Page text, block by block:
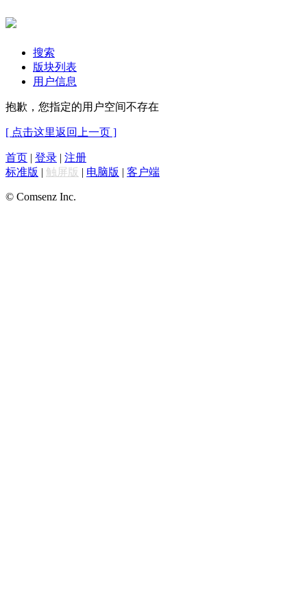
搜索
版块列表
用户信息
抱歉，您指定的用户空间不存在
[ 点击这里返回上一页 ]
首页 | 登录 | 注册
标准版 | 触屏版 | 电脑版 | 客户端
© Comsenz Inc.